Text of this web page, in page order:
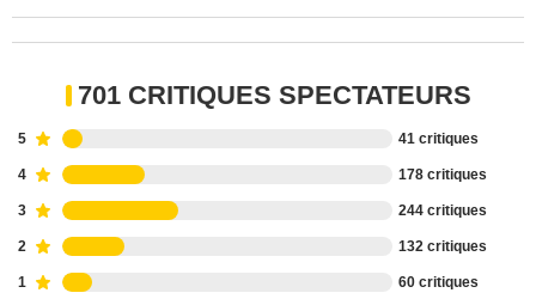
701 CRITIQUES SPECTATEURS
5 41 critiques
4 178 critiques
3 244 critiques
2 132 critiques
1 60 critiques